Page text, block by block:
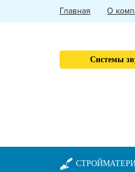
Главная О
Системы